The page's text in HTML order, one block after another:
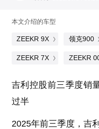
本文介绍的车型
ZEEKR 9X 领克900
ZEEKR 7X ZEEKR
吉利控股前三季度销
过半
2025年前三季度，吉